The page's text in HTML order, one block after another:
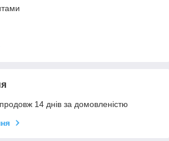
14 днів за домовленістю